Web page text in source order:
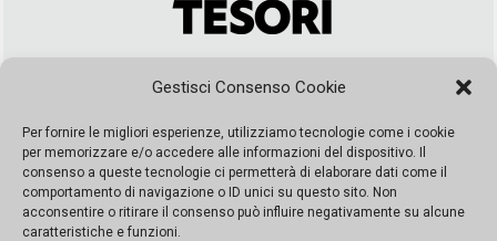
Gestisci Consenso Cookie
Per fornire le migliori esperienze, utilizziamo tecnologie come i cookie
per memorizzare e/o accedere alle informazioni del dispositivo. Il
consenso a queste tecnologie ci permetterà di elaborare dati come il
comportamento di navigazione o ID unici su questo sito. Non
acconsentire o ritirare il consenso può influire negativamente su alcune
caratteristiche e funzioni.
segreteria@leviedeitesori.it
Direttore ResponsabileMarcello Barbaro – Aut. del tribunale di
Palermo n. 19 del 2017 iscrizione al roc numero 37003 Editore
Porta Felice Srl. Sede legale: Via Libertà 93 – 90143 Palermo
Società iscritta alla Camera di Commercio di Palermo Ufficio